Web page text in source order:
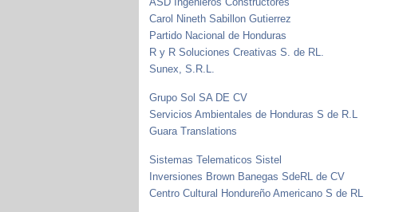
Carol Nineth Sabillon Gutierrez
Partido Nacional de Honduras
R y R Soluciones Creativas S. de RL.
Sunex, S.R.L.
Grupo Sol SA DE CV
Servicios Ambientales de Honduras S de R.L
Guara Translations
Sistemas Telematicos Sistel
Inversiones Brown Banegas SdeRL de CV
Centro Cultural Hondureño Americano S de RL